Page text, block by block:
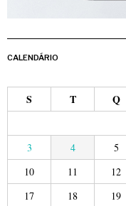
CALENDÁRIO
S T Q
3
4 5
10
11 12
17
18 19